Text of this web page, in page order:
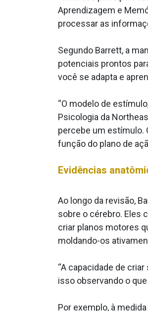
Aprendizagem e
processar as
Segundo Barrett, a
potenciais prontos
você se adapta e
“O modelo de
Psicologia da
percebe um estímulo.
função do plano de
Evidências
Ao longo da revisão,
sobre o cérebro. Eles
criar planos motores
moldando-os
“A capacidade de
isso observando o
Por exemplo, à